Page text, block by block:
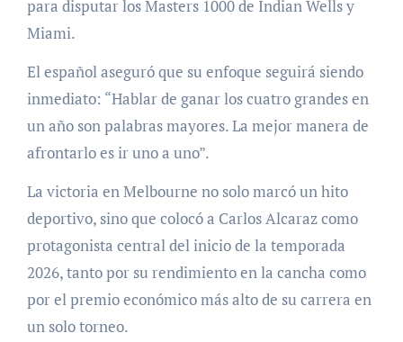
para disputar los Masters 1000 de Indian Wells y
Miami.
El español aseguró que su enfoque seguirá siendo
inmediato: “Hablar de ganar los cuatro grandes en
un año son palabras mayores. La mejor manera de
afrontarlo es ir uno a uno”.
La victoria en Melbourne no solo marcó un hito
deportivo, sino que colocó a Carlos Alcaraz como
protagonista central del inicio de la temporada
2026, tanto por su rendimiento en la cancha como
por el premio económico más alto de su carrera en
un solo torneo.